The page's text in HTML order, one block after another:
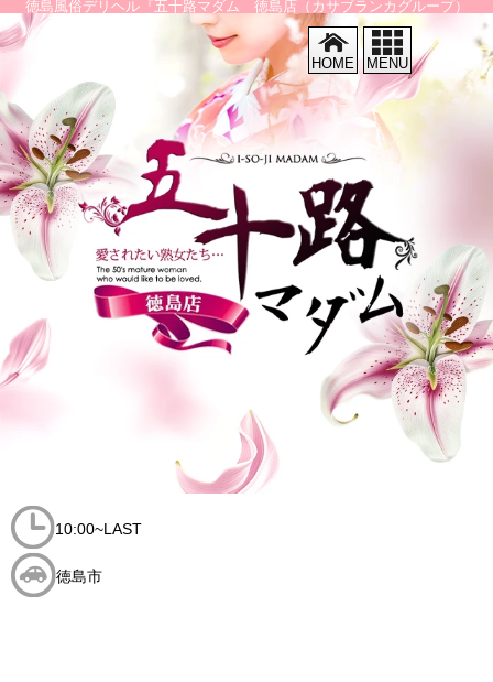
徳島風俗デリヘル『五十路マダム 徳島店（カサブランカグループ）
MENU
HOME
10:00~LAST
徳島市